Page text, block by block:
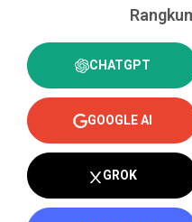
CHATGPT
GOOGLE AI
GROK